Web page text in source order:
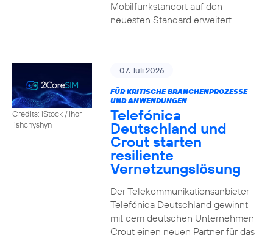
Mobilfunkstandort auf den
neuesten Standard erweitert
Credits: iStock / ihor
lishchyshyn
07. Juli 2026
FÜR KRITISCHE BRANCHENPROZESSE
UND ANWENDUNGEN
Telefónica
Deutschland und
Crout starten
resiliente
Vernetzungslösung
Der Telekommunikationsanbieter
Telefónica Deutschland gewinnt
mit dem deutschen Unternehmen
Crout einen neuen Partner für das